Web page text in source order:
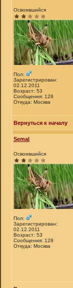
Освоившийся
Пол:
Зарегистрирован:
02.12.2011
Возраст: 53
Сообщения: 128
Откуда: Москва
Вернуться к началу
Semal
Освоившийся
Пол:
Зарегистрирован:
02.12.2011
Возраст: 53
Сообщения: 128
Откуда: Москва